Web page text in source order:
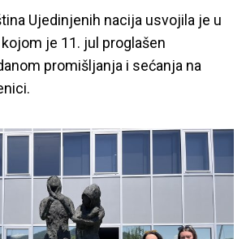
mladih iz Srbije na
godišnjice genocida
u Srebrenici
12.07.2024 YIHR
Ujedinjenih nacija usvojila je u
je 11. jul proglašen
promišljanja i sećanja na